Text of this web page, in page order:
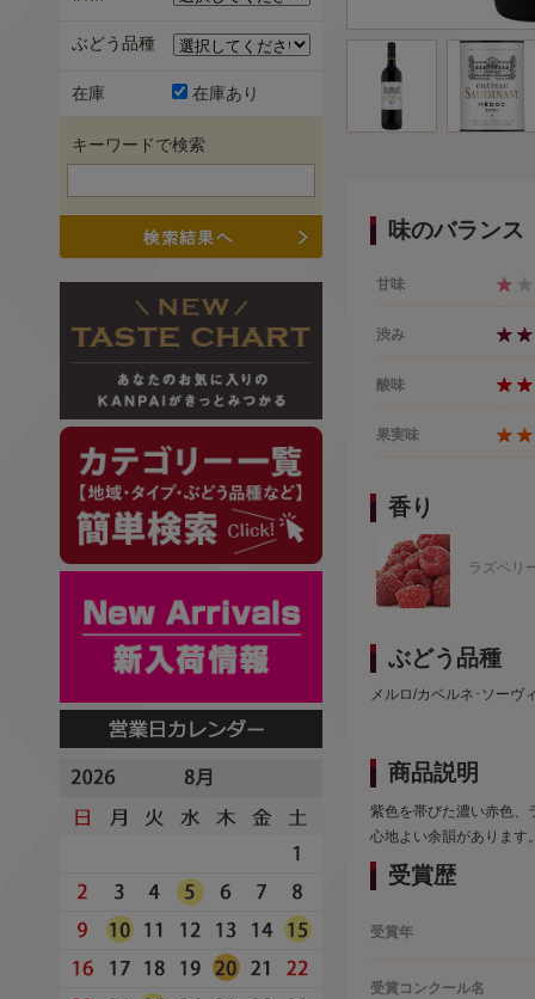
味のバランス
甘味
渋み
酸味
果実味
香り
ラズベリ
ぶどう品種
メルロ/カベルネ･ソーヴ
商品説明
紫色を帯びた濃い赤色、
心地よい余韻があります
受賞歴
受賞年
受賞コンクール名
ぶどう品種
在庫 在庫あり
キーワードで検索